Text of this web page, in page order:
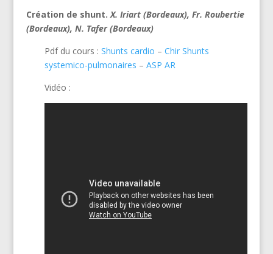
Création de shunt. X. Iriart (Bordeaux), Fr. Roubertie
(Bordeaux), N. Tafer (Bordeaux)
Pdf du cours : Shunts cardio – Chir Shunts
systemico-pulmonaires – ASP AR
Vidéo :